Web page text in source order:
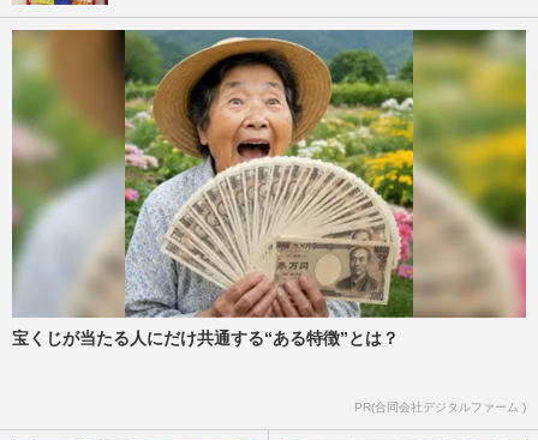
宝くじが当たる人にだけ共通する“ある特徴”とは？
PR(合同会社デジタルファーム )